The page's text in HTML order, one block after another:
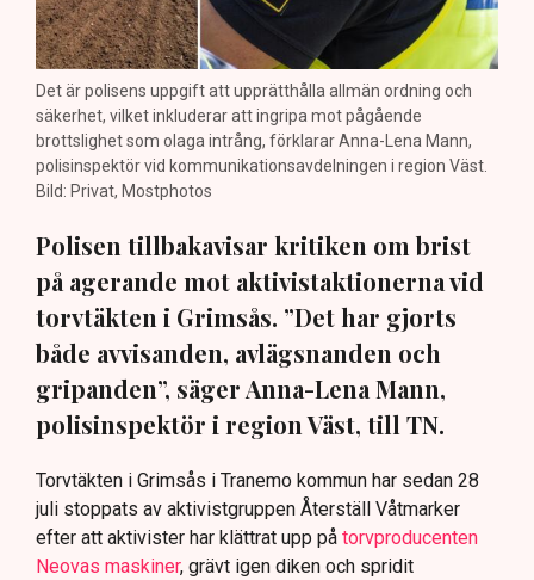
Det är polisens uppgift att upprätthålla allmän ordning och
säkerhet, vilket inkluderar att ingripa mot pågående
brottslighet som olaga intrång, förklarar Anna-Lena Mann,
polisinspektör vid kommunikationsavdelningen i region Väst.
Bild: Privat, Mostphotos
Polisen tillbakavisar kritiken om brist
på agerande mot aktivistaktionerna vid
torvtäkten i Grimsås. ”Det har gjorts
både avvisanden, avlägsnanden och
gripanden”, säger Anna-Lena Mann,
polisinspektör i region Väst, till TN.
Torvtäkten i Grimsås i Tranemo kommun har sedan 28
juli stoppats av aktivistgruppen Återställ Våtmarker
efter att aktivister har klättrat upp på torvproducenten
Neovas maskiner, grävt igen diken och spridit